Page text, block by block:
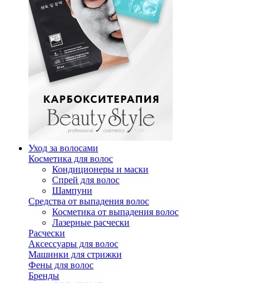
Уход за волосами
Косметика для волос
Кондиционеры и маски
Спрей для волос
Шампуни
Средства от выпадения волос
Косметика от выпадения волос
Лазерные расчески
Расчески
Аксессуары для волос
Машинки для стрижки
Фены для волос
Бренды